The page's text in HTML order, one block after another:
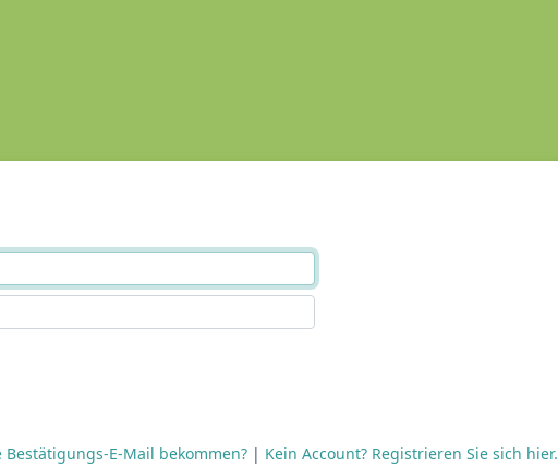
Bestätigungs-E-Mail bekommen? | Kein Account? Registrieren Sie sich hier.